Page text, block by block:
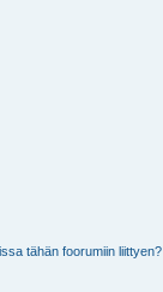
tähän foorumiin liittyen?